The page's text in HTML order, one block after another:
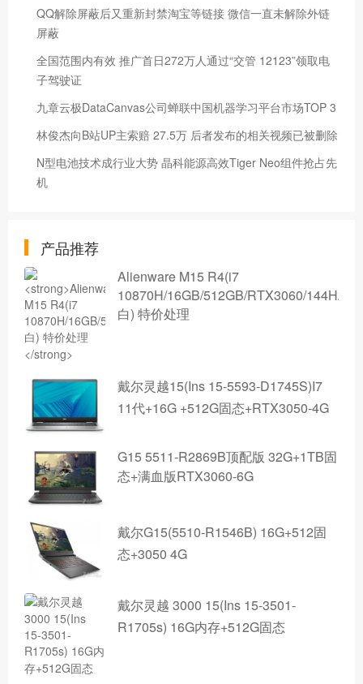
QQ解除屏蔽后又重新封禁淘宝等链接 微信一直未解除外链
屏蔽
全国范围内有效 推广首日272万人通过“交管 12123”领取电
子驾驶证
九章云极DataCanvas公司蝉联中国机器学习平台市场TOP 3
林俊杰向B站UP主索赔 27.5万 后者发布的相关视频已被删除
N型电池技术成行业大势 晶科能源高效Tiger Neo组件抢占先
机
产品推荐
Alienware M15 R4(i7
10870H/16GB/512GB/RTX3060/144Hz/
白) 特价处理
戴尔灵越15(Ins 15-5593-D1745S)I7
11代+16G +512G固态+RTX3050-4G
G15 5511-R2869B顶配版 32G+1TB固
态+满血版RTX3060-6G
戴尔G15(5510-R1546B) 16G+512固
态+3050 4G
戴尔灵越 3000 15(Ins 15-3501-
R1705s) 16G内存+512G固态